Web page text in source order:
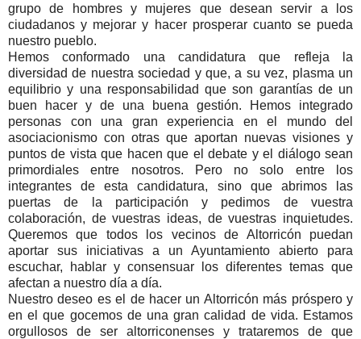
grupo de hombres y mujeres que desean servir a los
ciudadanos y mejorar y hacer prosperar cuanto se pueda
nuestro pueblo.
Hemos conformado una candidatura que refleja la
diversidad de nuestra sociedad y que, a su vez, plasma un
equilibrio y una responsabilidad que son garantías de un
buen hacer y de una buena gestión. Hemos integrado
personas con una gran experiencia en el mundo del
asociacionismo con otras que aportan nuevas visiones y
puntos de vista que hacen que el debate y el diálogo sean
primordiales entre nosotros. Pero no solo entre los
integrantes de esta candidatura, sino que abrimos las
puertas de la participación y pedimos de vuestra
colaboración, de vuestras ideas, de vuestras inquietudes.
Queremos que todos los vecinos de Altorricón puedan
aportar sus iniciativas a un Ayuntamiento abierto para
escuchar, hablar y consensuar los diferentes temas que
afectan a nuestro día a día.
Nuestro deseo es el de hacer un Altorricón más próspero y
en el que gocemos de una gran calidad de vida. Estamos
orgullosos de ser altorriconenses y trataremos de que